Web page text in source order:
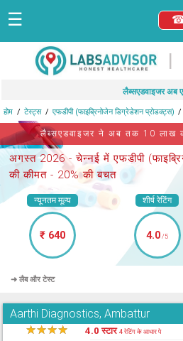
☎
☰
|
लैब्सएडवाइजर अब
होम टेस्ट्स एफडीपी (फाइब्रिनोजेन डिग्रेडेशन प्रोडक्ट्स)
लैब्सएडवाइजर ने अब तक 10 लाख
अगस्त 2026 -चेन्नई में एफडीपी
की कीमत - 20% की बचत
न्यूनतम मूल्य
₹ 640
शीर्ष रेटिंग
4.0/5
➜ लैब और टेस्ट
Aarthi Diagnostics, Ambattur
★★★★ 4.0 स्टार4 रेटिंग के आधार पे